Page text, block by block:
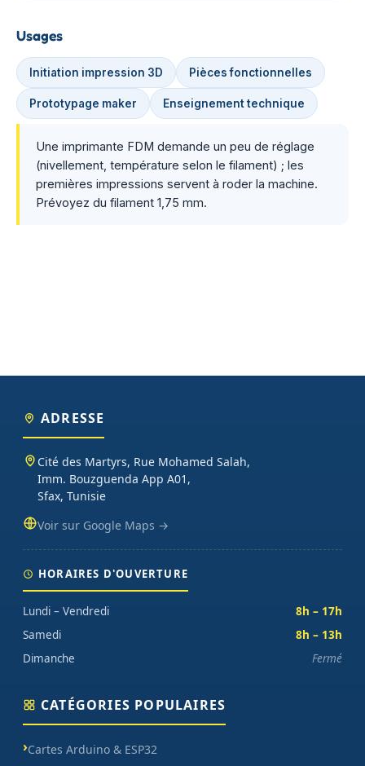
Usages
Initiation impression 3D Pièces fonctionnelles
Prototypage maker Enseignement technique
Une imprimante FDM demande un peu de réglage
(nivellement, température selon le filament) ; les
premières impressions servent à roder la machine.
Prévoyez du filament 1,75 mm.
ADRESSE
Cité des Martyrs, Rue Mohamed Salah,
Imm. Bouzguenda App A01,
Sfax, Tunisie
Voir sur Google Maps →
HORAIRES D'OUVERTURE
Lundi – Vendredi
8h – 17h
Samedi
8h – 13h
Dimanche
Fermé
CATÉGORIES POPULAIRES
Cartes Arduino & ESP32